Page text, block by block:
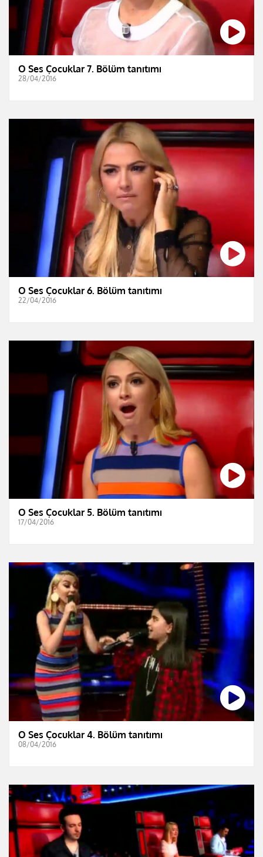
O Ses Çocuklar 7. Bölüm tanıtımı
28/04/2016
O Ses Çocuklar 6. Bölüm tanıtımı
22/04/2016
O Ses Çocuklar 5. Bölüm tanıtımı
17/04/2016
O Ses Çocuklar 4. Bölüm tanıtımı
08/04/2016